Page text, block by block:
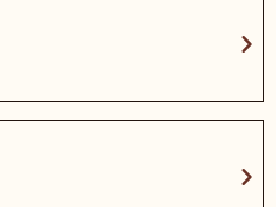
chevron_right
chevron_right